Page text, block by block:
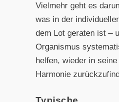
Vielmehr geht es
was in der
dem Lot geraten ist –
Organismus
helfen, wieder in
Harmonie